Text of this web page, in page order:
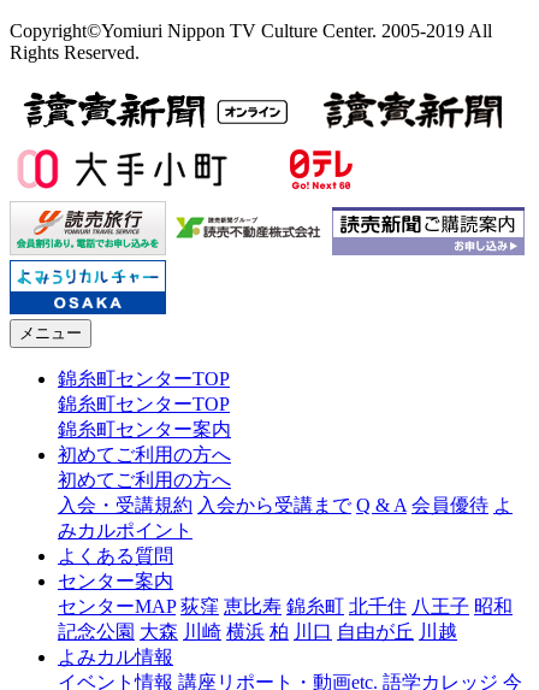
Copyright©Yomiuri Nippon TV Culture Center. 2005-2019 All
Rights Reserved.
メニュー
錦糸町センターTOP
錦糸町センターTOP
錦糸町センター案内
初めてご利用の方へ
初めてご利用の方へ
入会・受講規約 入会から受講まで Q & A 会員優待 よ
みカルポイント
よくある質問
センター案内
センターMAP 荻窪 恵比寿 錦糸町 北千住 八王子 昭和
記念公園 大森 川崎 横浜 柏 川口 自由が丘 川越
よみカル情報
イベント情報 講座リポート・動画etc. 語学カレッジ 今